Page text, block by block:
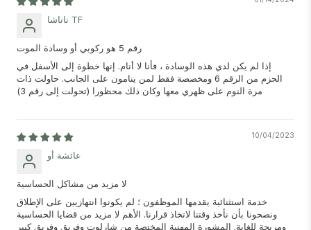
ناتاشا TF
رقم 5 هو ركوبي أو وسادة الموت
إذا لم يكن لدي هذه الوسادة ، فأنا لا أنام. إنها خطوة إلى الأسفل في
الحزم من الرقم 6 ومخصصة فقط لمن ينامون على الجانب. حاولت ذات
مرة النوم على ظهري معها وكان ذلك محظورا (تحولت إلى رقم 3)
10/04/2023
عائشة أو
لا مزيد من مشاكل الحساسية
خدمة استثنائية يقدمها الموظفون ؛ لم يكونوا انتهازيين على الإطلاق
ونصحونا بأن نأخذ وقتنا لاتخاذ قرارنا. الأهم لا مزيد من قضايا الحساسية
ومريحة للغاية. المشورة المهنية المختصة من شارلوت وفريق وفريق كبير